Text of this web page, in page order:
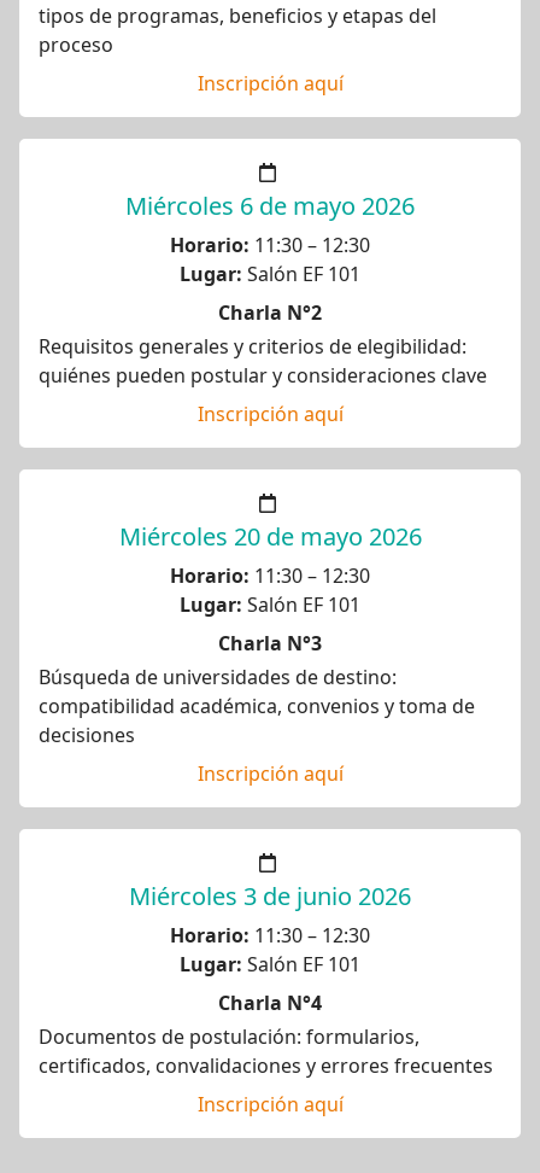
tipos de programas, beneficios y etapas del
proceso
Inscripción aquí
Miércoles 6 de mayo 2026
Horario: 11:30 – 12:30
Lugar: Salón EF 101
Charla N°2
Requisitos generales y criterios de elegibilidad:
quiénes pueden postular y consideraciones clave
Inscripción aquí
Miércoles 20 de mayo 2026
Horario: 11:30 – 12:30
Lugar: Salón EF 101
Charla N°3
Búsqueda de universidades de destino:
compatibilidad académica, convenios y toma de
decisiones
Inscripción aquí
Miércoles 3 de junio 2026
Horario: 11:30 – 12:30
Lugar: Salón EF 101
Charla N°4
Documentos de postulación: formularios,
certificados, convalidaciones y errores frecuentes
Inscripción aquí